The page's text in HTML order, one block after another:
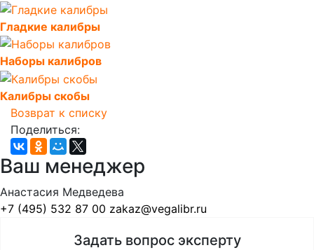
Гладкие калибры
Наборы калибров
Калибры скобы
Возврат к списку
Поделиться:
Ваш менеджер
Анастасия Медведева
+7 (495) 532 87 00 zakaz@vegalibr.ru
Задать вопрос эксперту